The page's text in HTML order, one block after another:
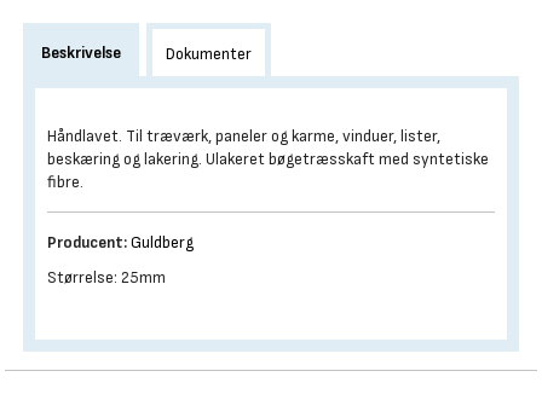
Beskrivelse Dokumenter
Håndlavet. Til træværk, paneler og karme, vinduer, lister,
beskæring og lakering. Ulakeret bøgetræsskaft med syntetiske
fibre.
Producent:Guldberg
Størrelse: 25mm